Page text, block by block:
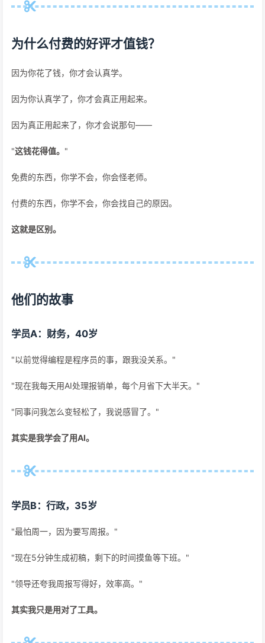
为什么付费的好评才值钱？
因为你花了钱，你才会认真学。
因为你认真学了，你才会真正用起来。
因为真正用起来了，你才会说那句——
"这钱花得值。 "
免费的东西，你学不会，你会怪老师。
付费的东西，你学不会，你会找自己的原因。
这就是区别。
他们的故事
学员A：财务，40岁
"以前觉得编程是程序员的事，跟我没关系。"
"现在我每天用AI处理报销单，每个月省下大半天。"
"同事问我怎么变轻松了，我说感冒了。"
其实是我学会了用AI。
学员B：行政，35岁
"最怕周一，因为要写周报。"
"现在5分钟生成初稿，剩下的时间摸鱼等下班。"
"领导还夸我周报写得好，效率高。"
其实我只是用对了工具。